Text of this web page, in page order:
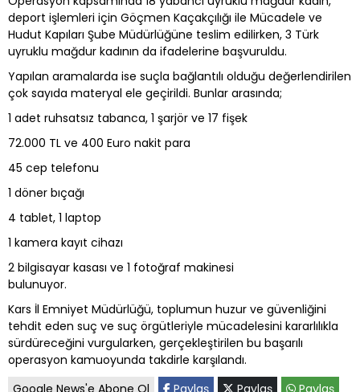
deport işlemleri için Göçmen Kaçakçılığı ile Mücadele ve
Hudut Kapıları Şube Müdürlüğüne teslim edilirken, 3 Türk
uyruklu mağdur kadının da ifadelerine başvuruldu.
Yapılan aramalarda ise suçla bağlantılı olduğu değerlendirilen
çok sayıda materyal ele geçirildi. Bunlar arasında;
1 adet ruhsatsız tabanca, 1 şarjör ve 17 fişek
72.000 TL ve 400 Euro nakit para
45 cep telefonu
1 döner bıçağı
4 tablet, 1 laptop
1 kamera kayıt cihazı
2 bilgisayar kasası ve 1 fotoğraf makinesi
bulunuyor.
Kars İl Emniyet Müdürlüğü, toplumun huzur ve güvenliğini
tehdit eden suç ve suç örgütleriyle mücadelesini kararlılıkla
sürdüreceğini vurgularken, gerçekleştirilen bu başarılı
operasyon kamuoyunda takdirle karşılandı.
Google News'e Abone Ol
Paylaş Paylaş Paylaş